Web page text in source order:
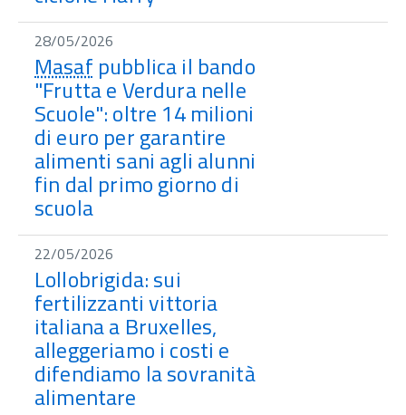
28/05/2026
Masaf pubblica il bando
"Frutta e Verdura nelle
Scuole": oltre 14 milioni
di euro per garantire
alimenti sani agli alunni
fin dal primo giorno di
scuola
22/05/2026
Lollobrigida: sui
fertilizzanti vittoria
italiana a Bruxelles,
alleggeriamo i costi e
difendiamo la sovranità
alimentare